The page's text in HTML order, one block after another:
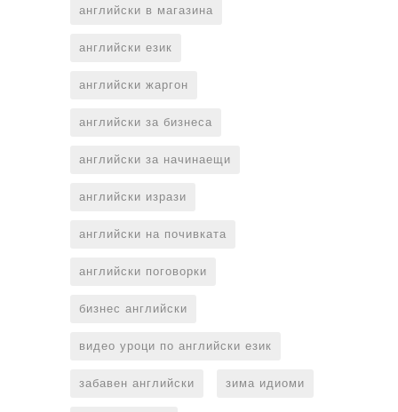
английски в магазина
английски език
английски жаргон
английски за бизнеса
английски за начинаещи
английски изрази
английски на почивката
английски поговорки
бизнес английски
видео уроци по английски език
забавен английски зима идиоми